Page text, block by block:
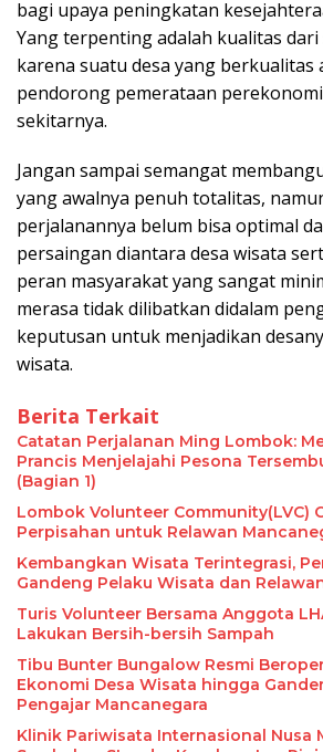
bagi upaya peningkatan
Yang terpenting adalah kualitas dari
karena suatu desa yang berkualitas
pendorong pemerataan
sekitarnya.
Jangan sampai semangat
yang awalnya penuh totalitas,
perjalanannya belum bisa optimal
persaingan diantara desa wisata
peran masyarakat yang sangat
merasa tidak dilibatkan didalam
keputusan untuk menjadikan
wisata.
Berita Terkait
​Catatan Perjalanan Ming Lombok:
Prancis Menjelajahi Pesona
(Bagian 1)
Lombok Volunteer Community(LVC)
Perpisahan untuk Relawan
Kembangkan Wisata Terintegrasi,
Gandeng Pelaku Wisata dan
Turis Volunteer Bersama Anggota
Lakukan Bersih-bersih Sampah
Tibu Bunter Bungalow Resmi
Ekonomi Desa Wisata hingga
Pengajar Mancanegara
Klinik Pariwisata Internasional Nusa